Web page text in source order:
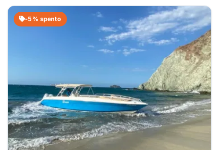
-5% spento